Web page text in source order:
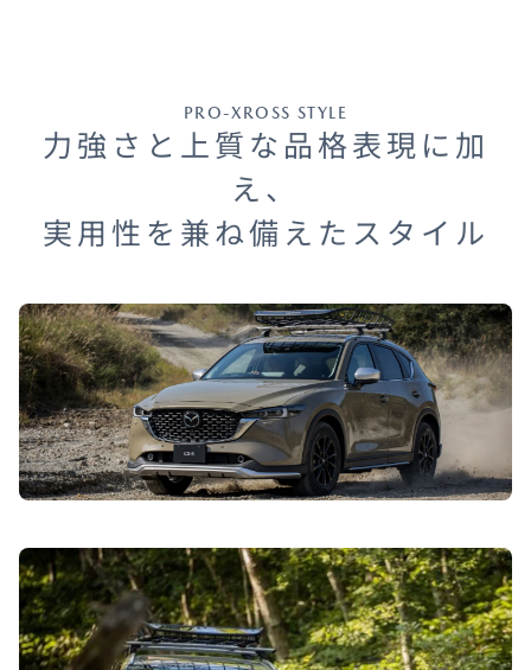
PRO-XROSS STYLE
力強さと上質な品格表現に加
え、
実用性を兼ね備えたスタイル